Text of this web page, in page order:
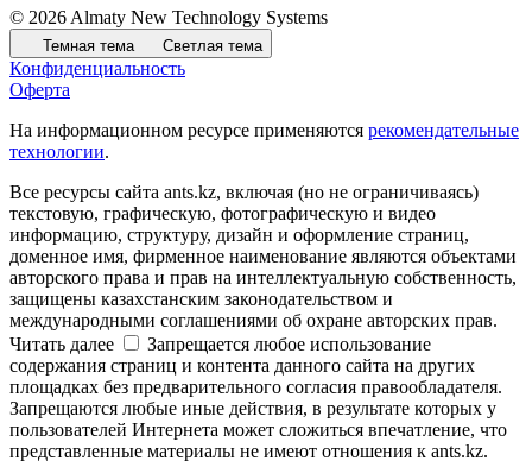
© 2026 Almaty New Technology Systems
Темная тема Светлая тема
Конфиденциальность
Оферта
На информационном ресурсе применяются рекомендательные
технологии.
Все ресурсы сайта ants.kz, включая (но не ограничиваясь)
текстовую, графическую, фотографическую и видео
информацию, структуру, дизайн и оформление страниц,
доменное имя, фирменное наименование являются объектами
авторского права и прав на интеллектуальную собственность,
защищены казахстанским законодательством и
международными соглашениями об охране авторских прав.
Читать далее
Запрещается любое использование
содержания страниц и контента данного сайта на других
площадках без предварительного согласия правообладателя.
Запрещаются любые иные действия, в результате которых у
пользователей Интернета может сложиться впечатление, что
представленные материалы не имеют отношения к ants.kz.